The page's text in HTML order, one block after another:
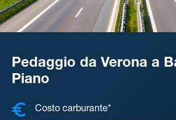
Pedaggio da Verona a
Piano
COSTI, DISTANZA,
Costo carburante*